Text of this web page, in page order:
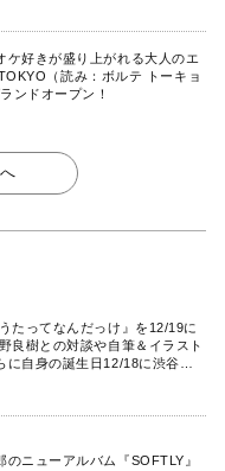
ケ好きが盛り上がれる大人のエ
（読み：ボルテ トーキョ
ンドオープン！
たってなんだっけ』を12/19に
良樹との対談や自筆＆イラスト
自身の誕生日12/18に渋谷で
ニューアルバム『SOFTLY』